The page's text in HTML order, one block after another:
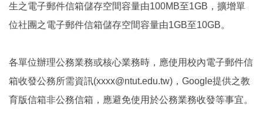
生之電子郵件信箱儲存空間容量由100MB至1GB，擴增單
位社團之電子郵件信箱儲存空間容量由1GB至10GB。
各單位辦理公務業務或核心業務時，應使用校內電子郵件信
箱收發公務所需資訊(xxxx@ntut.edu.tw)，Google提供之教
育版信箱非公務信箱，應避免使用於公務業務收發等事宜。